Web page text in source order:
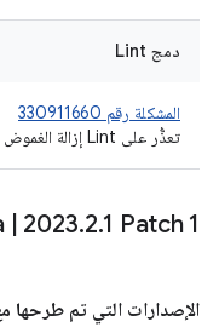
دمج Lint
المشكلة رقم 330911660
تعذُّر على Lint إزالة الغموض عن أحد متطلّبات KMP
2023.2.1 Patch 1
الإصدارات التي تم طرحها